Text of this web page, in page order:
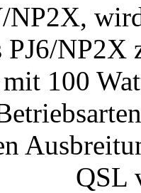
PJ6/
100
QSL